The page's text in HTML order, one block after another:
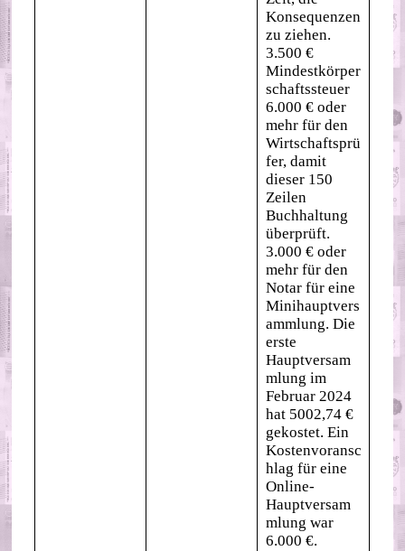
Konsequenzen
zu ziehen.
3.500 €
Mindestkörper
schaftssteuer
6.000 € oder
mehr für den
Wirtschaftsprü
fer, damit
dieser 150
Zeilen
Buchhaltung
überprüft.
3.000 € oder
mehr für den
Notar für eine
Minihauptvers
ammlung. Die
erste
Hauptversam
mlung im
Februar 2024
hat 5002,74 €
gekostet. Ein
Kostenvoransc
hlag für eine
Online-
Hauptversam
mlung war
6.000 €.